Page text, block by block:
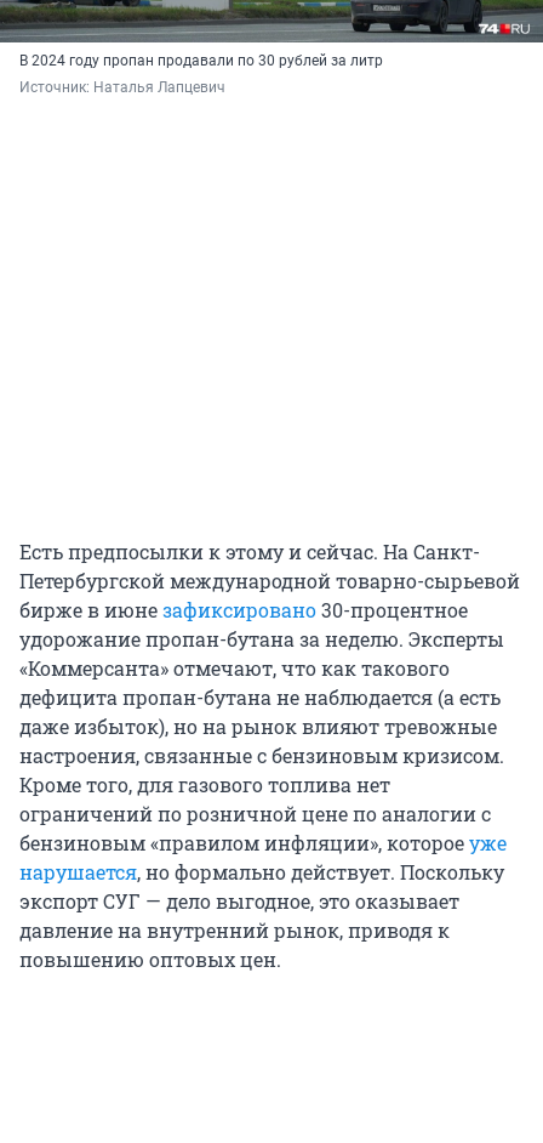
В 2024 году пропан продавали по 30 рублей за литр
Источник: Наталья Лапцевич
Есть предпосылки к этому и сейчас. На Санкт-
Петербургской международной товарно-сырьевой
бирже в июнезафиксировано30-процентное
удорожание пропан-бутана за неделю. Эксперты
«Коммерсанта» отмечают, что как такового
дефицита пропан-бутана не наблюдается (а есть
даже избыток), но на рынок влияют тревожные
настроения, связанные с бензиновым кризисом.
Кроме того, для газового топлива нет
ограничений по розничной цене по аналогии с
бензиновым «правилом инфляции», котороеуже
нарушается, но формально действует. Поскольку
экспорт СУГ — дело выгодное, это оказывает
давление на внутренний рынок, приводя к
повышению оптовых цен.